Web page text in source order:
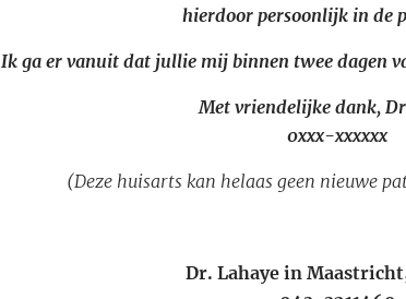
hierdoor persoonlijk in de
Ik ga er vanuit dat jullie mij binnen twee dagen
Met vriendelijke dank, Dr.
0xxx-xxxxxx
(Deze huisarts kan helaas geen nieuwe
Dr. Lahaye in